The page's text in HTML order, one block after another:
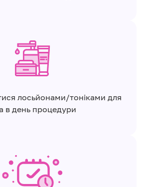
лосьйонами/тоніками для
в день процедури